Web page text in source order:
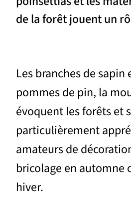
de la forêt jouent un
Les branches de sapin
pommes de pin, la
évoquent les forêts et
particulièrement
amateurs de
bricolage en automne
hiver.